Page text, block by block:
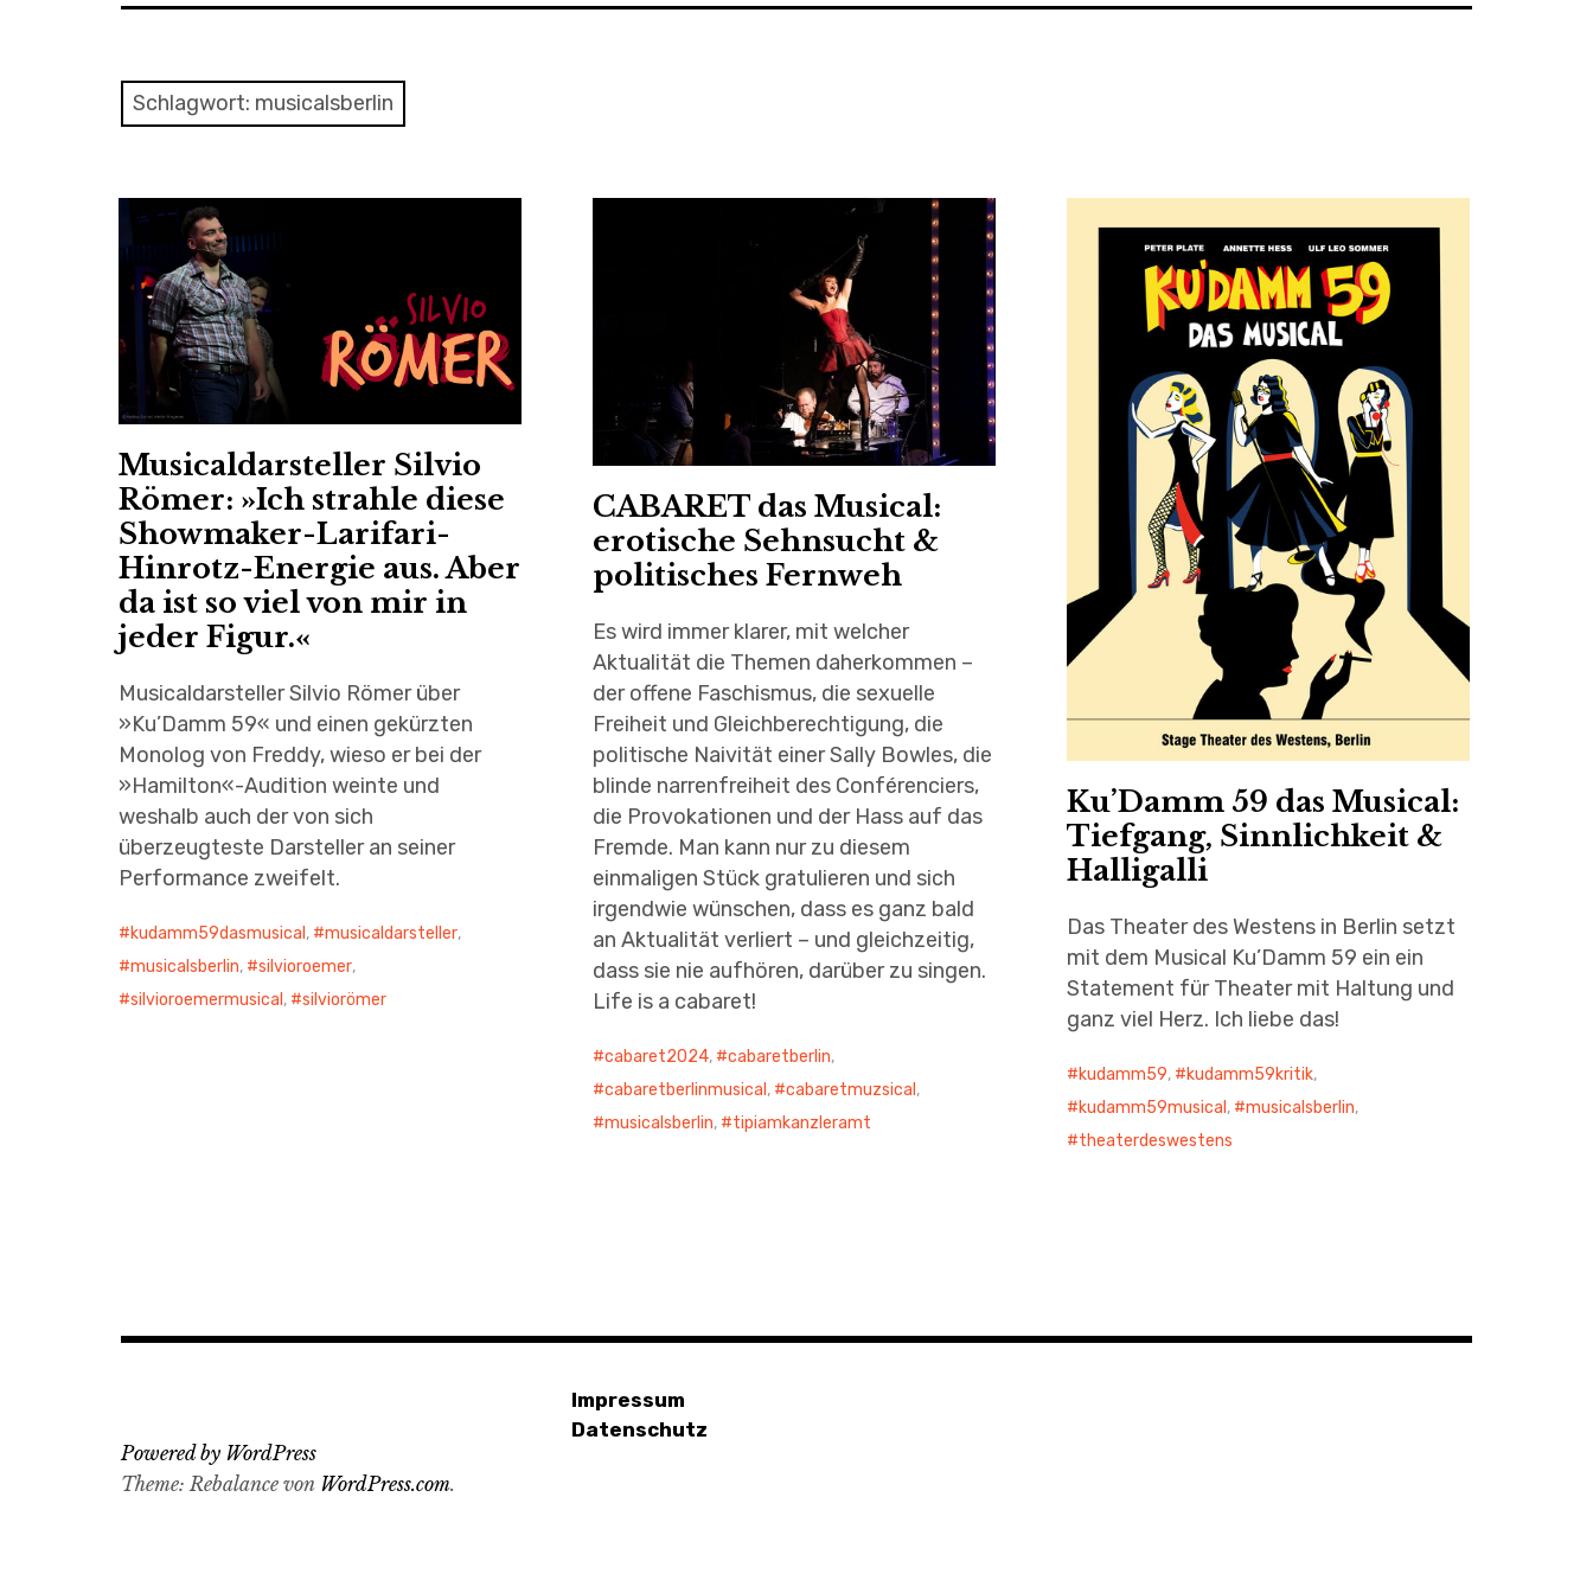
Schlagwort: musicalsberlin
Musicaldarsteller Silvio
Römer: »Ich strahle diese
Showmaker-Larifari-
Hinrotz-Energie aus. Aber
da ist so viel von mir in
jeder Figur.«
Musicaldarsteller Silvio Römer über
»Ku’Damm 59« und einen gekürzten
Monolog von Freddy, wieso er bei der
»Hamilton«-Audition weinte und
weshalb auch der von sich
überzeugteste Darsteller an seiner
Performance zweifelt.
kudamm59dasmusical , musicaldarsteller,
musicalsberlin, silvioroemer,
silvioroemermusical , silviorömer
CABARET das Musical:
erotische Sehnsucht &
politisches Fernweh
Es wird immer klarer, mit welcher
Aktualität die Themen daherkommen –
der offene Faschismus, die sexuelle
Freiheit und Gleichberechtigung, die
politische Naivität einer Sally Bowles, die
blinde narrenfreiheit des Conférenciers,
die Provokationen und der Hass auf das
Fremde. Man kann nur zu diesem
einmaligen Stück gratulieren und sich
irgendwie wünschen, dass es ganz bald
an Aktualität verliert – und gleichzeitig,
dass sie nie aufhören, darüber zu singen.
Life is a cabaret!
cabaret2024, cabaretberlin,
cabaretberlinmusical, cabaretmuzsical,
musicalsberlin, tipiamkanzleramt
Ku’Damm 59 das Musical:
Tiefgang, Sinnlichkeit &
Halligalli
Das Theater des Westens in Berlin setzt
mit dem Musical Ku’Damm 59 ein ein
Statement für Theater mit Haltung und
ganz viel Herz. Ich liebe das!
kudamm59, kudamm59kritik,
kudamm59musical , musicalsberlin,
theaterdeswestens
Impressum
Datenschutz
Powered by WordPress
Theme: Rebalance von WordPress.com.